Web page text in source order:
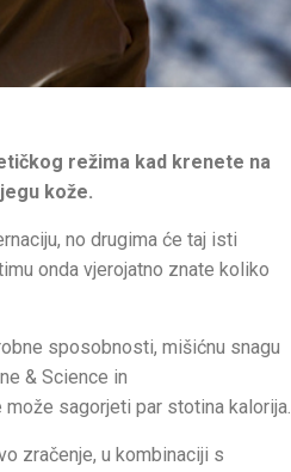
režima kad krenete na
kože.
no drugima će taj isti
onda vjerojatno znate koliko
sposobnosti, mišićnu snagu
& Science in
sagorjeti par stotina kalorija.
zračenje, u kombinaciji s